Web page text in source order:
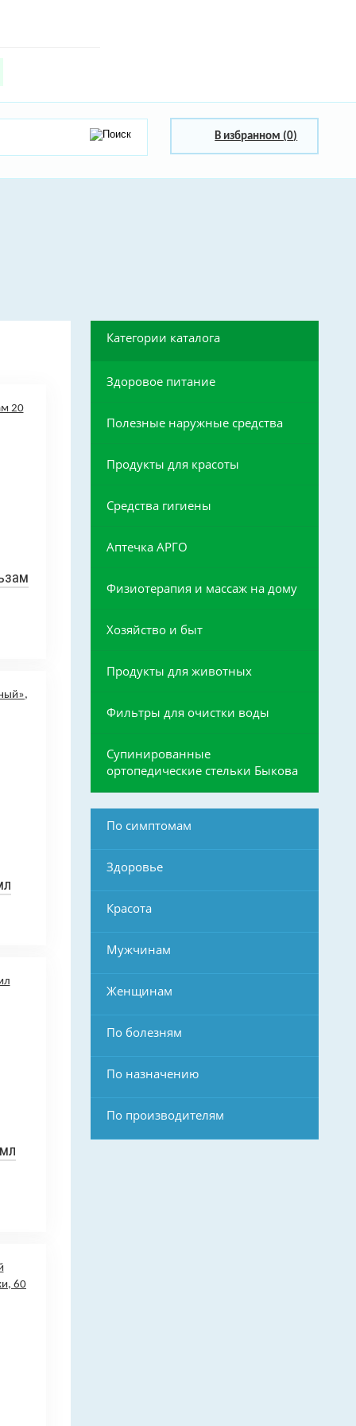
В избранном (0)
Категории каталога
Здоровое питание
Полезные наружные средства
Продукты для красоты
Средства гигиены
Аптечка АРГО
Физиотерапия и массаж на дому
Хозяйство и быт
Продукты для животных
Фильтры для очистки воды
Супинированные
ортопедические стельки Быкова
По симптомам
Здоровье
Красота
Мужчинам
Женщинам
По болезням
По назначению
По производителям